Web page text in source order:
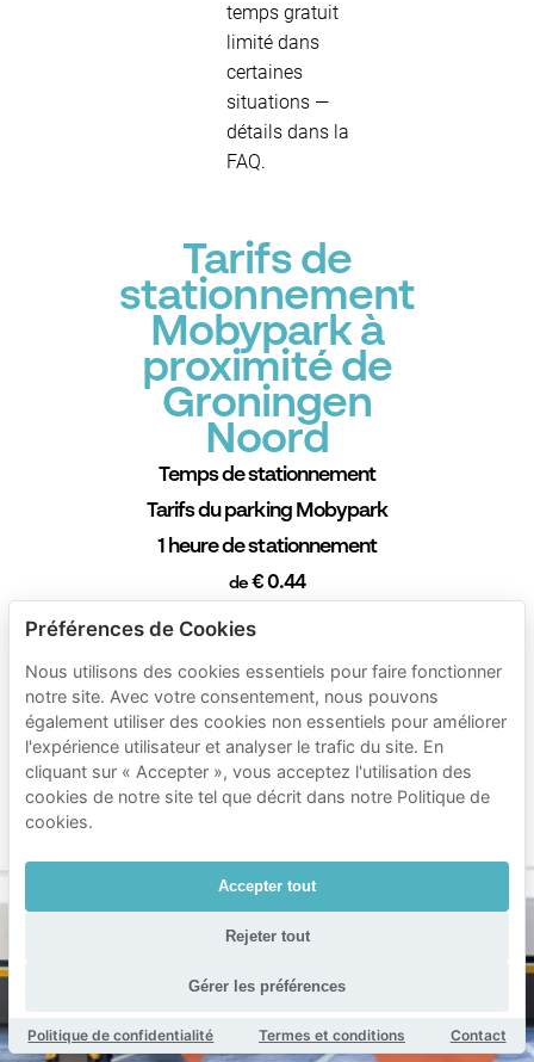
temps gratuit
limité dans
certaines
situations —
détails dans la
FAQ.
Tarifs de
stationnement
Mobypark à
proximité de
Groningen
Noord
Temps de stationnement
Tarifs du parking Mobypark
1 heure de stationnement
de€ 0.44
24 heures de stationnement
1 semaine de stationnement
de€ 25.00
1 mois de stationnement
de€ 80.00
Préférences de Cookies
Nous utilisons des cookies essentiels pour faire fonctionner
notre site. Avec votre consentement, nous pouvons
également utiliser des cookies non essentiels pour améliorer
l'expérience utilisateur et analyser le trafic du site. En
cliquant sur « Accepter », vous acceptez l'utilisation des
cookies de notre site tel que décrit dans notre Politique de
cookies.
Accepter tout
Rejeter tout
Gérer les préférences
Politique de confidentialité Termes et conditions Contact